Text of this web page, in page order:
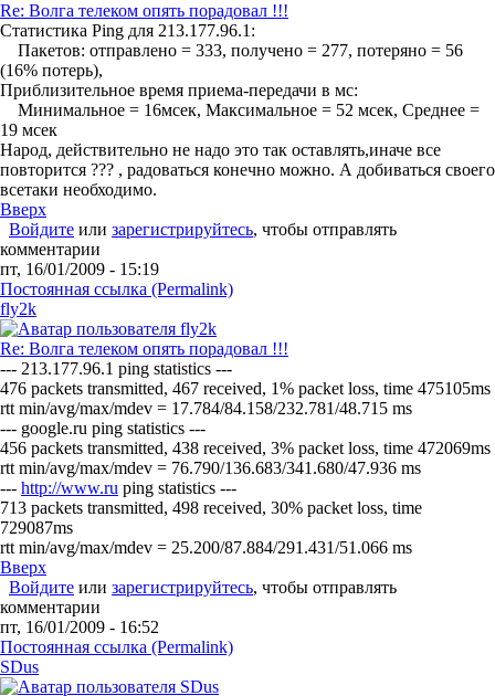
Re: Волга телеком опять порадовал !!!
Статистика Ping для 213.177.96.1:
Пакетов: отправлено = 333, получено = 277, потеряно = 56
(16% потерь),
Приблизительное время приема-передачи в мс:
Минимальное = 16мсек, Максимальное = 52 мсек, Среднее =
19 мсек
Народ, действительно не надо это так оставлять,иначе все
повторится ??? , радоваться конечно можно. А добиваться своего
всетаки необходимо.
Вверх
Войдите или зарегистрируйтесь, чтобы отправлять
комментарии
пт, 16/01/2009 - 15:19
Постоянная ссылка (Permalink)
fly2k
Re: Волга телеком опять порадовал !!!
--- 213.177.96.1 ping statistics ---
476 packets transmitted, 467 received, 1% packet loss, time 475105ms
rtt min/avg/max/mdev = 17.784/84.158/232.781/48.715 ms
--- google.ru ping statistics ---
456 packets transmitted, 438 received, 3% packet loss, time 472069ms
rtt min/avg/max/mdev = 76.790/136.683/341.680/47.936 ms
--- http://www.ru ping statistics ---
713 packets transmitted, 498 received, 30% packet loss, time
729087ms
rtt min/avg/max/mdev = 25.200/87.884/291.431/51.066 ms
Вверх
Войдите или зарегистрируйтесь, чтобы отправлять
комментарии
пт, 16/01/2009 - 16:52
Постоянная ссылка (Permalink)
SDus